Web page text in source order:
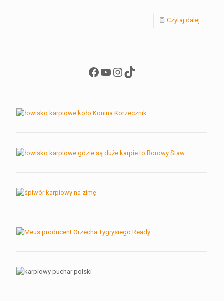
Czytaj dalej
Facebook
YouTube
Instagram
TikTok